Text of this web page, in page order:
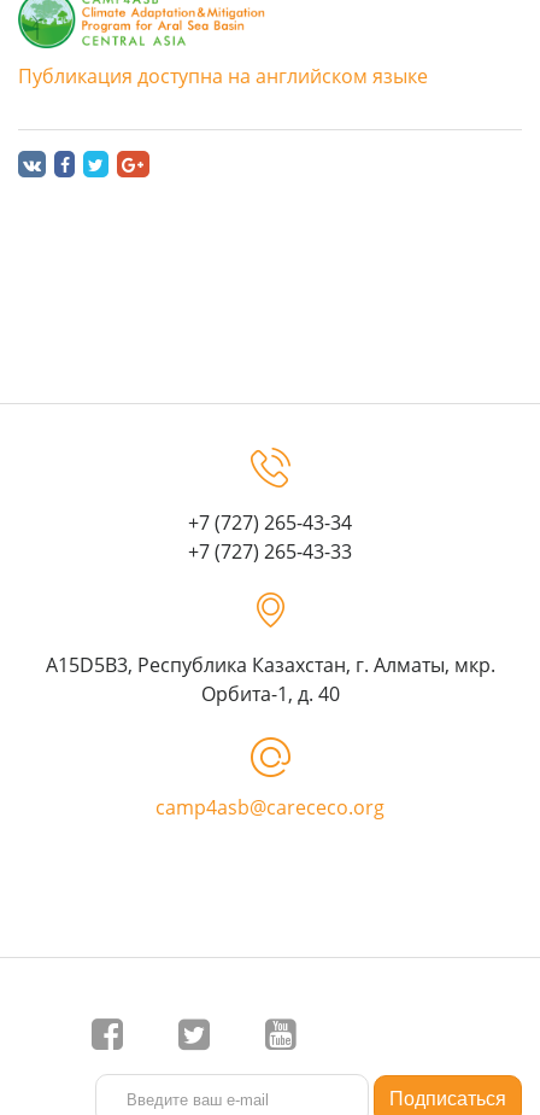
Публикация доступна на английском языке
+7 (727) 265-43-34
+7 (727) 265-43-33
A15D5B3, Республика Казахстан, г. Алматы, мкр.
Орбита-1, д. 40
camp4asb@carececo.org